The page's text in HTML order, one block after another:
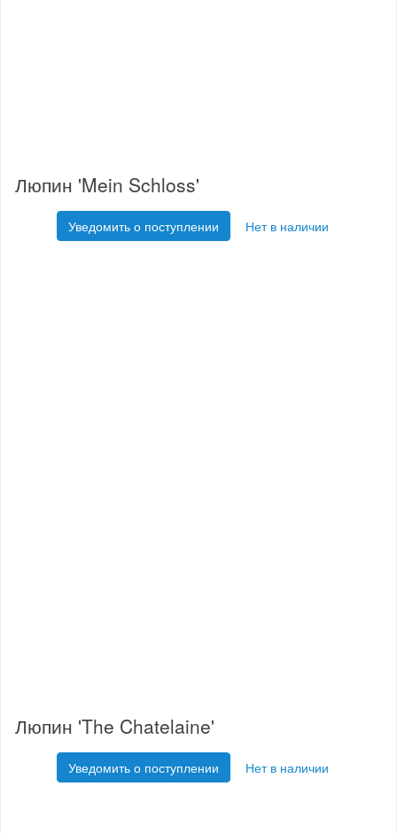
Люпин 'Mein Schloss'
Уведомить о поступлении Нет в наличии
Люпин 'The Chatelaine'
Уведомить о поступлении Нет в наличии